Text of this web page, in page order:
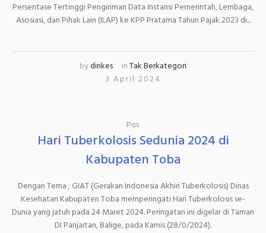
Persentase Tertinggi Pengiriman Data Instansi Pemerintah, Lembaga,
Asosiasi, dan Pihak Lain (ILAP) ke KPP Pratama Tahun Pajak 2023 di...
bydinkes inTak Berkategori
3 April 2024
Pos
Hari Tuberkolosis Sedunia 2024 di
Kabupaten Toba
Dengan Tema ; GIAT (Gerakan Indonesia Akhiri Tuberkolosis) Dinas
Kesehatan Kabupaten Toba memperingati Hari Tuberkolosis se-
Dunia yang jatuh pada 24 Maret 2024. Peringatan ini digelar di Taman
DI Panjaitan, Balige, pada Kamis (28/0/2024).